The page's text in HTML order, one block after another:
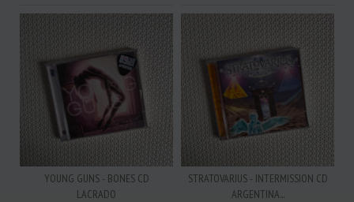
YOUNG GUNS - BONES CD
LACRADO
STRATOVARIUS - INTERMISSION CD
ARGENTINA...